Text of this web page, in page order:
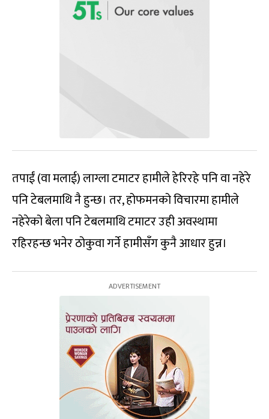
तपाईं (वा मलाई) लाग्ला टमाटर हामीले हेरिरहे पनि वा नहेरे
पनि टेबलमाथि नै हुन्छ। तर, होफमनको विचारमा हामीले
नहेरेको बेला पनि टेबलमाथि टमाटर उही अवस्थामा
रहिरहन्छ भनेर ठोकुवा गर्ने हामीसँग कुनै आधार हुन्न।